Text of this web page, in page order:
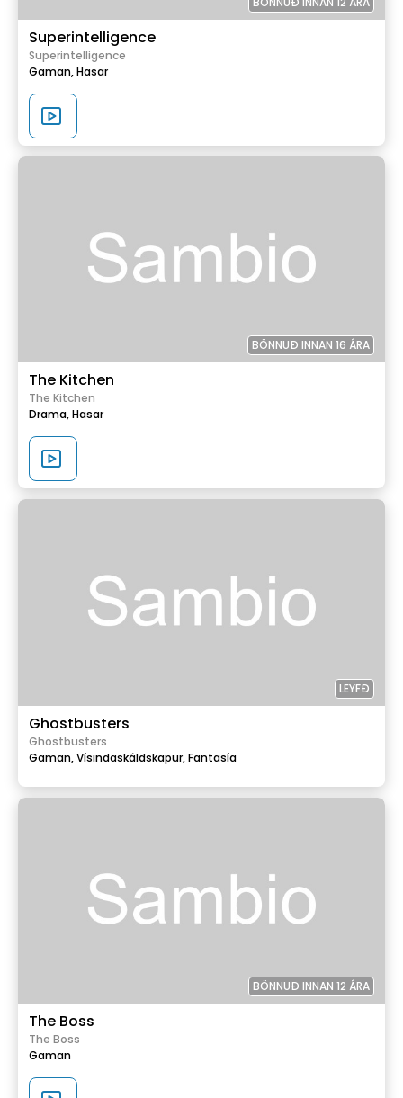
Superintelligence
Superintelligence
Gaman,Hasar
BÖNNUÐ INNAN 16 ÁRA
The Kitchen
The Kitchen
Drama,Hasar
LEYFÐ
Ghostbusters
Ghostbusters
Gaman,Vísindaskáldskapur,Fantasía
BÖNNUÐ INNAN 12 ÁRA
The Boss
The Boss
Gaman